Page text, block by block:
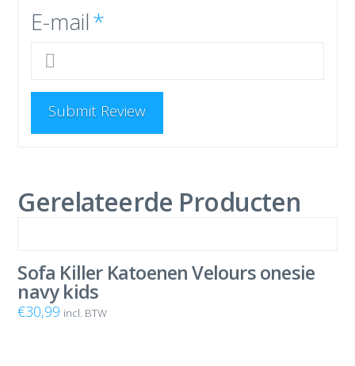
E-mail*
Gerelateerde Producten
Sofa Killer Katoenen Velours onesie
navy kids
€30,99 incl. BTW